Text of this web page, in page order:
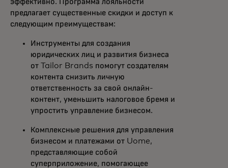
предлагает существенные скидки и доступ к
следующим преимуществам:
Инструменты для создания
юридических лиц и развития бизнеса
от Tailor Brands помогут создателям
контента снизить личную
ответственность за свой онлайн-
контент, уменьшить налоговое бремя и
упростить управление бизнесом.
Комплексные решения для управления
бизнесом и платежами от Uome,
представляющие собой
суперприложение, помогающее